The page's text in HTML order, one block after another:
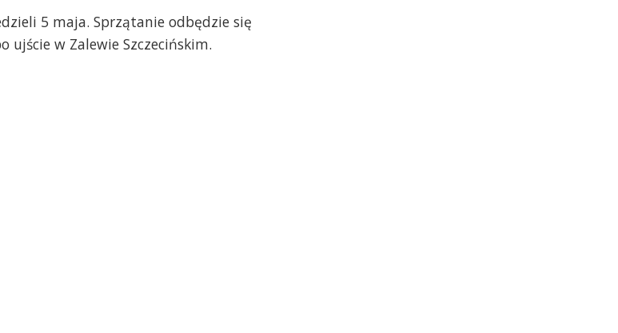
5 maja. Sprzątanie odbędzie się
ujście w Zalewie Szczecińskim.